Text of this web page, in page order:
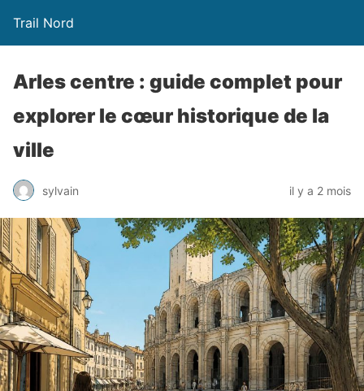
Trail Nord
Arles centre : guide complet pour
explorer le cœur historique de la
ville
sylvain il y a 2 mois